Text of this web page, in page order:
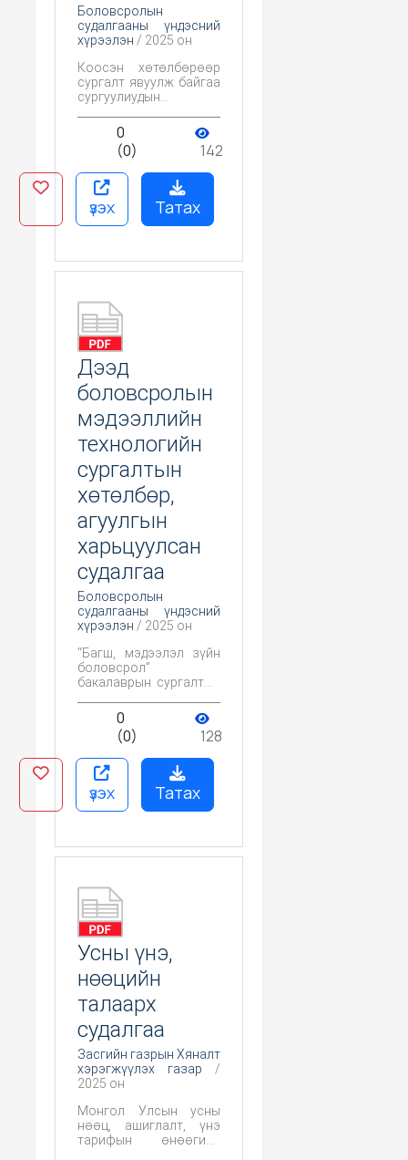
Боловсролын
судалгааны үндэсний
хүрээлэн / 2025 он
Коосэн хөтөлбөрөөр
сургалт явуулж байгаа
сургуулиудын
хэрэгжилтийн
өнөөгийн нөхцөл
байдал, тулгамдсан
асуудал, бэрхшээл
шийдлийг судлах
0
(0)
142
үзэх Татах
Дээд
боловсролын
мэдээллийн
технологийн
сургалтын
хөтөлбөр,
агуулгын
харьцуулсан
судалгаа
Боловсролын
судалгааны үндэсний
хүрээлэн / 2025 он
“Багш, мэдээлэл зүйн
боловсрол”
бакалаврын сургалтын
харьцуулсан
судалгааны үр дүнд
үндэслэн хөтөлбөрийг
сайжруулах санал
гаргах зорилготой.
0
(0)
128
үзэх Татах
Усны үнэ,
нөөцийн
талаарх
судалгаа
Засгийн газрын Хяналт
хэрэгжүүлэх газар /
2025 он
Монгол Улсын усны
нөөц, ашиглалт, үнэ
тарифын өнөөгийн